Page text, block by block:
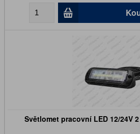
Světlomet pracovní LED 12/24V